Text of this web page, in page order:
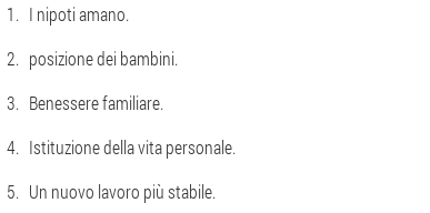
I nipoti amano.
posizione dei bambini.
Benessere familiare.
Istituzione della vita personale.
Un nuovo lavoro più stabile.